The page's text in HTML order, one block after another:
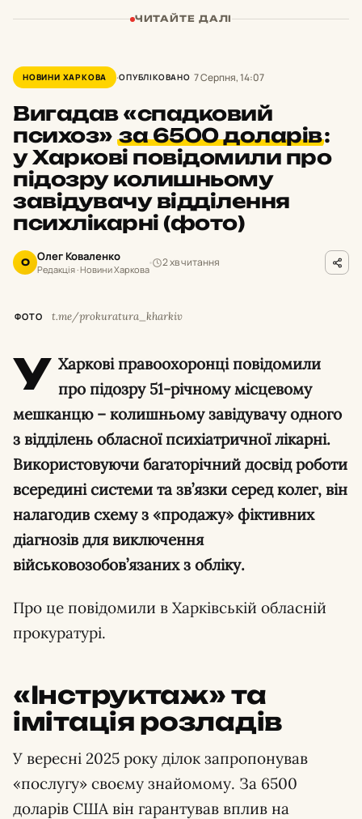
ЧИТАЙТЕ ДАЛІ
НОВИНИ ХАРКОВА ОПУБЛІКОВАНО 7 Серпня, 14:07
Вигадав «спадковий
психоз»за 6500 доларів:
у Харкові повідомили про
підозру колишньому
завідувачу відділення
психлікарні (фото)
О Олег Коваленко
Редакція · Новини Харкова
2 хв читання
ФОТО t.me/prokuratura_kharkiv
У Харкові правоохоронці повідомили
про підозру 51-річному місцевому
мешканцю – колишньому завідувачу одного
з відділень обласної психіатричної лікарні.
Використовуючи багаторічний досвід роботи
всередині системи та зв’язки серед колег, він
налагодив схему з «продажу» фіктивних
діагнозів для виключення
військовозобов’язаних з обліку.
Про це повідомили в Харківській обласній
прокуратурі.
«Інструктаж» та
імітація розладів
У вересні 2025 року ділок запропонував
«послугу» своєму знайомому. За 6500
доларів США він гарантував вплив на